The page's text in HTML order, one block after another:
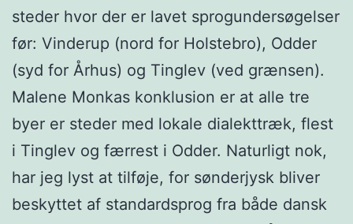
steder hvor der er lavet sprogundersøgelser
før: Vinderup (nord for Holstebro), Odder
(syd for Århus) og Tinglev (ved grænsen).
Malene Monkas konklusion er at alle tre
byer er steder med lokale dialekttræk, flest
i Tinglev og færrest i Odder. Naturligt nok,
har jeg lyst at tilføje, for sønderjysk bliver
beskyttet af standardsprog fra både dansk